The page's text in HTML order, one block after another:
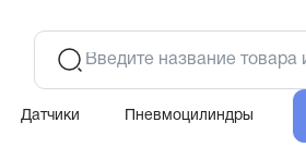
Датчики Пневмоцилиндры